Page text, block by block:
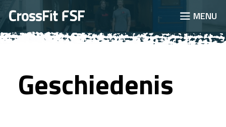
JUMP
MENU
Geschiedenis